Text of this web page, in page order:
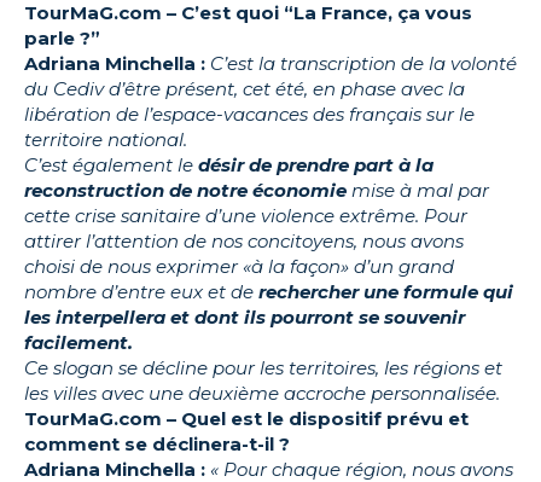
TourMaG.com – C’est quoi “La France, ça vous
parle ?”
Adriana Minchella : C’est la transcription de la volonté
du Cediv d’être présent, cet été, en phase avec la
libération de l’espace-vacances des français sur le
territoire national.
C’est également le désir de prendre part à la
reconstruction de notre économie mise à mal par
cette crise sanitaire d’une violence extrême. Pour
attirer l’attention de nos concitoyens, nous avons
choisi de nous exprimer «à la façon» d’un grand
nombre d’entre eux et de rechercher une formule qui
les interpellera et dont ils pourront se souvenir
facilement.
Ce slogan se décline pour les territoires, les régions et
les villes avec une deuxième accroche personnalisée.
TourMaG.com – Quel est le dispositif prévu et
comment se déclinera-t-il ?
Adriana Minchella : « Pour chaque région, nous avons